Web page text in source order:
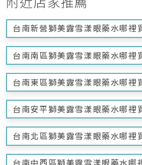
台南新營獅美露雪漾眼藥水哪裡
台南南區獅美露雪漾眼藥水哪裡
台南東區獅美露雪漾眼藥水哪裡
台南安平獅美露雪漾眼藥水哪裡
台南北區獅美露雪漾眼藥水哪裡